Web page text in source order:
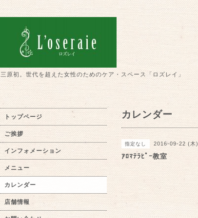
三原初。世代を超えた女性のためのケア・スペース「ロズレイ」
カレンダー
指定なし 2016-09-22 (木)
ｱﾛﾏﾃﾗﾋﾟｰ教室
トップページ
ご挨拶
インフォメーション
メニュー
カレンダー
店舗情報